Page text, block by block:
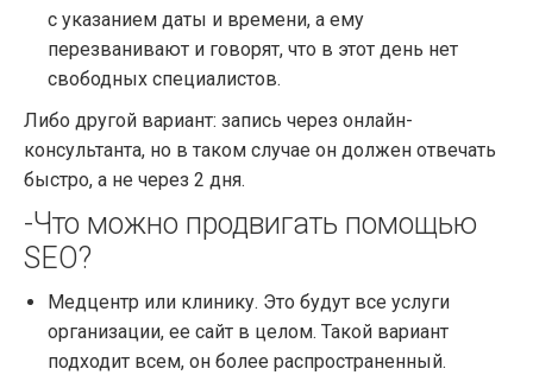
с указанием даты и времени, а ему
перезванивают и говорят, что в этот день нет
свободных специалистов.
Либо другой вариант: запись через онлайн-
консультанта, но в таком случае он должен отвечать
быстро, а не через 2 дня.
-Что можно продвигать помощью
SEO?
Медцентр или клинику. Это будут все услуги
организации, ее сайт в целом. Такой вариант
подходит всем, он более распространенный.